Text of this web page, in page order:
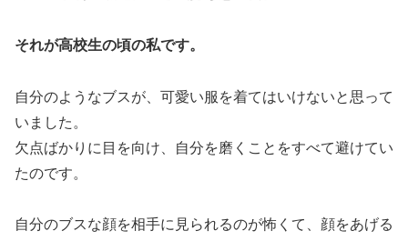
それが高校生の頃の私です。
自分のようなブスが、可愛い服を着てはいけないと思って
いました。
欠点ばかりに目を向け、自分を磨くことをすべて避けてい
たのです。
自分のブスな顔を相手に見られるのが怖くて、顔をあげる